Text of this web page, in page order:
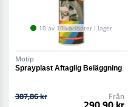
10 av 10 varianter i lager
Motip
Sprayplast Aftaglig Beläggning
387,86 kr Från